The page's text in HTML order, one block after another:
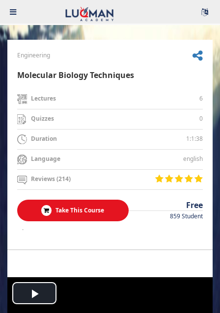
Engineering
Molecular Biology Techniques
Lectures 6
Quizzes 0
Duration 1:1:38
Language english
Reviews (214)
Take This Course Free
859 Student
.
Play